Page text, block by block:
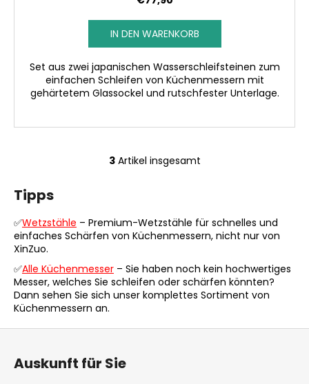
IN DEN WARENKORB
Set aus zwei japanischen Wasserschleifsteinen zum
einfachen Schleifen von Küchenmessern mit
gehärtetem Glassockel und rutschfester Unterlage.
S
e
r
l
e
m
n
3Artikel insgesamt
Tipps
✅Wetzstähle – Premium-Wetzstähle für schnelles und
einfaches Schärfen von Küchenmessern, nicht nur von
XinZuo.
✅Alle Küchenmesser – Sie haben noch kein hochwertiges
Messer, welches Sie schleifen oder schärfen könnten?
Dann sehen Sie sich unser komplettes Sortiment von
Küchenmessern an.
F
Auskunft für Sie